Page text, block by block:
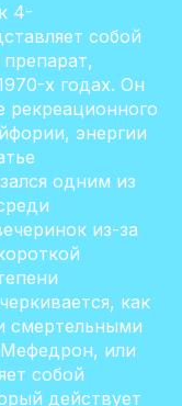
4-
собой
х годах. Он
рекреационного
энергии
одним из
из-за
как
смертельными
Мефедрон, или
собой
действует